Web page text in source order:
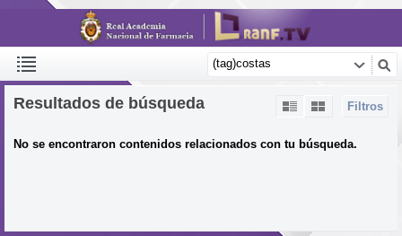
Filtros
Resultados de búsqueda
No se encontraron contenidos relacionados con tu búsqueda.